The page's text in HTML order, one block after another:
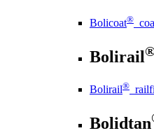
Bolicoat®
Bolirail
Bolirail®
Bolidtan